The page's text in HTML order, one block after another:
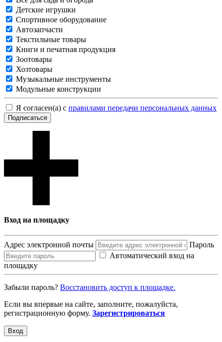
Детские игрушки
Спортивное оборудование
Автозапчасти
Текстильные товары
Книги и печатная продукция
Зоотовары
Хозтовары
Музыкальные инструменты
Модульные конструкции
Я согласен(а) с правилами передачи персональных данных
Подписаться
Вход на площадку
Адрес электронной почты
Пароль
Автоматический вход на
площадку
Забыли пароль? Восcтановить доступ к площадке.
Если вы впервые на сайте, заполните, пожалуйста,
регистрационную форму. Зарегистрироваться
Вход